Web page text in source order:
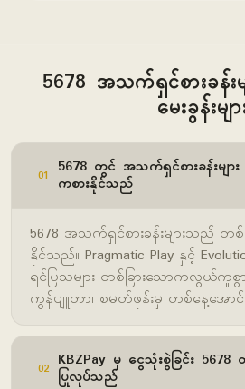
5678 အသက်ရှင်စားခန်း
မေးခွန်းမျာ
01 5678 တွင် အသက်ရှင်စားခန်းမျ
ကစားနိုင်သည်
5678 အသက်ရှင်စားခန်းများသည် တ
နိုင်သည်။ Pragmatic Play နှင့်
ရှင်ပြသများ တစ်ခြားသောကလွယ်ကူ
ကွန်ပျူတာ၊ စမတ်ဖုန်းမှ တစ်နေ့အော
02 KBZPay မှ ငွေသုံးစွဲခြင်း
ပြုလုပ်သည်